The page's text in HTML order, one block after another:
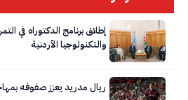
إطلاق برنامج الدكتوراه في
والتكنولوجيا الأردنية
ريال مدريد يعزز صفوفه